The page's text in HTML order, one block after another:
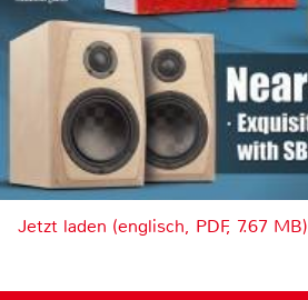
Jetzt laden (englisch, PDF, 7.67 MB)